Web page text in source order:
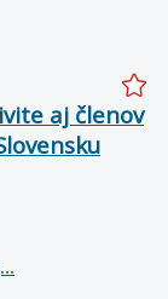
aj členov